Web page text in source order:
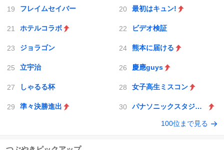
フレイムセイバー 最初はキュン!
ホテルコラボ ビデオ検証
ジョラゴン 熊本に届ける
立宇治 慶應guys
しゃるる杯 女子高生ミスコン
準々決勝進出 パナソニックスタジアム吹田
100位まで見る